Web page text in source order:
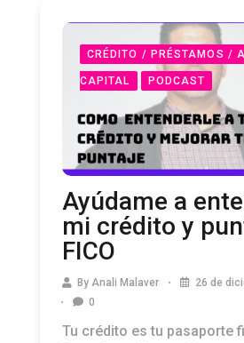
CRÉDITO / PRÉSTAMOS /
CAPITAL PODCAST
Ayúdame a
mi crédito y
FICO
By Anali Malaver
26 de
0
Tu crédito es tu pasaporte